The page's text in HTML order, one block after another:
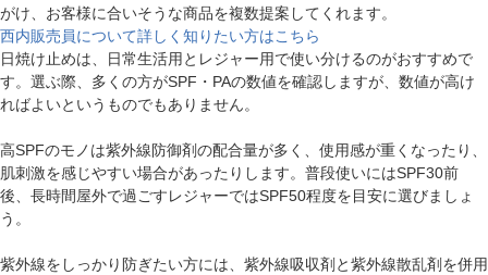
がけ、お客様に合いそうな商品を複数提案してくれます。
西内販売員について詳しく知りたい方はこちら
日焼け止めは、日常生活用とレジャー用で使い分けるのがおすすめで
す。選ぶ際、多くの方がSPF・PAの数値を確認しますが、数値が高け
ればよいというものでもありません。
高SPFのモノは紫外線防御剤の配合量が多く、使用感が重くなったり、
肌刺激を感じやすい場合があったりします。普段使いにはSPF30前
後、長時間屋外で過ごすレジャーではSPF50程度を目安に選びましょ
う。
紫外線をしっかり防ぎたい方には、紫外線吸収剤と紫外線散乱剤を併用